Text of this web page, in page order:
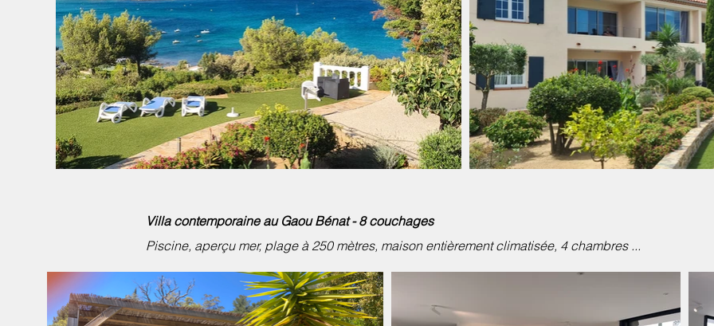
Villa contemporaine au Gaou Bénat - 8 couchages
Piscine, aperçu mer, plage à 250 mètres, maison entièrement climatisée, 4 chambres ...